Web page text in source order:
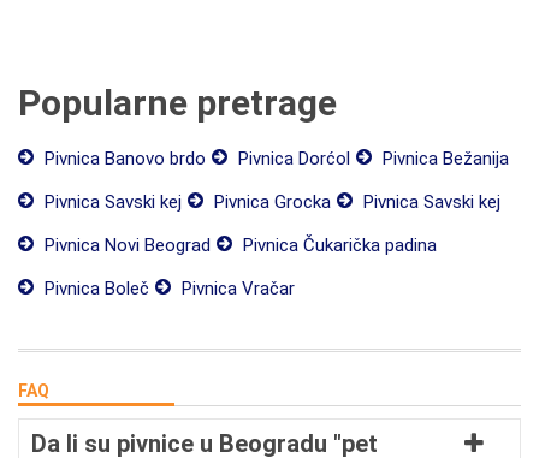
Popularne pretrage
Pivnica Banovo brdo Pivnica Dorćol
Pivnica Bežanija
Pivnica Savski kej
Pivnica Grocka
Pivnica Savski kej
Pivnica Novi Beograd
Pivnica Čukarička padina
Pivnica Boleč
Pivnica Vračar
FAQ
Da li su pivnice u Beogradu "pet